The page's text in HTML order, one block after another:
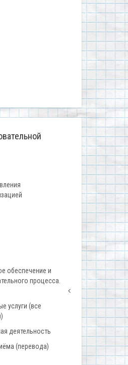
обеспечение и
процесса.
услуги (все
деятельность
(перевода)